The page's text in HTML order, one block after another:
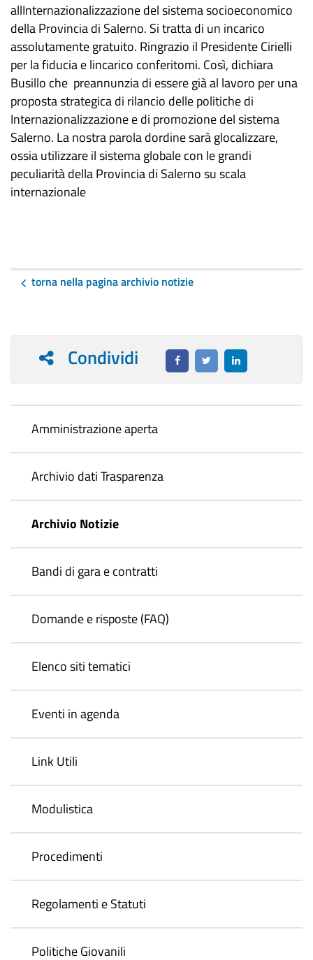
allInternazionalizzazione del sistema socioeconomico
della Provincia di Salerno. Si tratta di un incarico
assolutamente gratuito. Ringrazio il Presidente Cirielli
per la fiducia e lincarico conferitomi. Così, dichiara
Busillo che preannunzia di essere già al lavoro per una
proposta strategica di rilancio delle politiche di
Internazionalizzazione e di promozione del sistema
Salerno. La nostra parola dordine sarà glocalizzare,
ossia utilizzare il sistema globale con le grandi
peculiarità della Provincia di Salerno su scala
internazionale
torna nella pagina archivio notizie
Condividi
Amministrazione aperta
Archivio dati Trasparenza
Archivio Notizie
Bandi di gara e contratti
Domande e risposte (FAQ)
Elenco siti tematici
Eventi in agenda
Link Utili
Modulistica
Procedimenti
Regolamenti e Statuti
Politiche Giovanili